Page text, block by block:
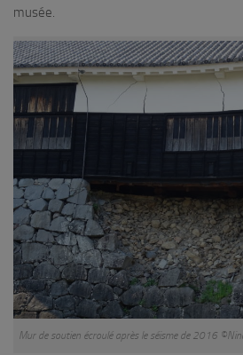
musée.
Mur de soutien écroulé après le séisme de 2016